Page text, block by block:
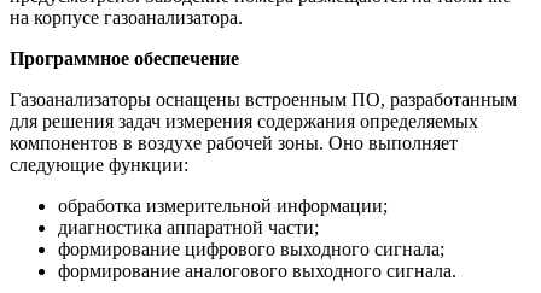
на корпусе газоанализатора.
Программное обеспечение
Газоанализаторы оснащены встроенным ПО, разработанным
для решения задач измерения содержания определяемых
компонентов в воздухе рабочей зоны. Оно выполняет
следующие функции:
обработка измерительной информации;
диагностика аппаратной части;
формирование цифрового выходного сигнала;
формирование аналогового выходного сигнала.